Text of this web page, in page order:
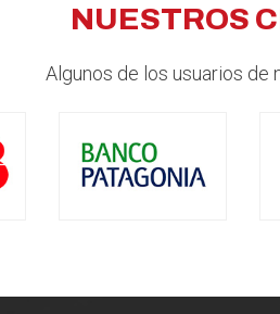
NUESTROS
Algunos de los usuarios de